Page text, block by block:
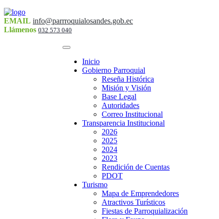
EMAIL info@parrroquialosandes.gob.ec
Llámenos 032 573 040
Inicio
Gobierno Parroquial
Reseña Histórica
Misión y Visión
Base Legal
Autoridades
Correo Institucional
Transparencia Institucional
2026
2025
2024
2023
Rendición de Cuentas
PDOT
Turismo
Mapa de Emprendedores
Atractivos Turísticos
Fiestas de Parroquialización